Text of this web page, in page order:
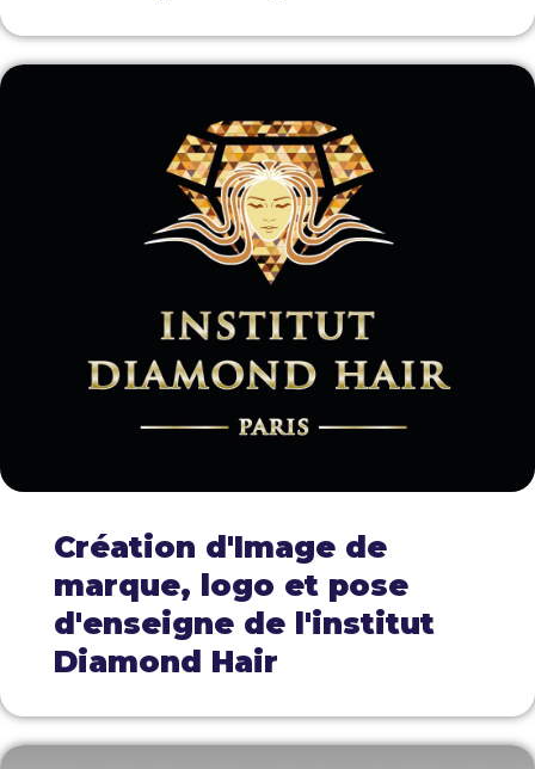
Création d'Image de
marque, logo et pose
d'enseigne de l'institut
Diamond Hair